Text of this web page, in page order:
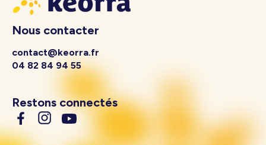
Nous contacter
contact@keorra.fr
04 82 84 94 55
Restons connectés